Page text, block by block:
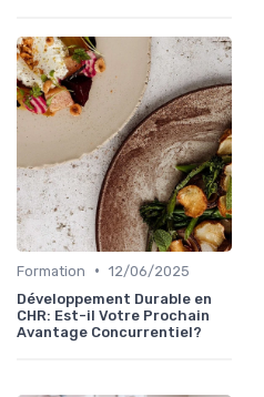
Formation • 12/06/2025
Développement Durable en
CHR: Est-il Votre Prochain
Avantage Concurrentiel?